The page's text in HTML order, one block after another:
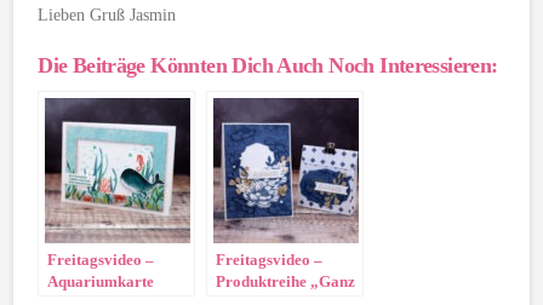
Lieben Gruß Jasmin
Die Beiträge Könnten Dich Auch Noch Interessieren:
Freitagsvideo –
Aquariumkarte
Freitagsvideo –
Produktreihe „Ganz